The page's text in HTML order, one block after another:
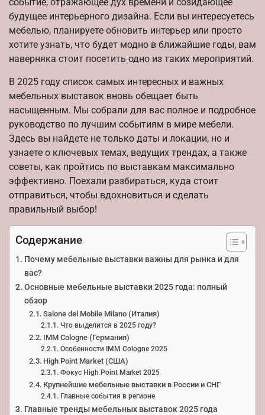
будущее интерьерного дизайна. Если вы интересуетесь
мебелью, планируете обновить интерьер или просто
хотите узнать, что будет модно в ближайшие годы, вам
наверняка стоит посетить одно из таких мероприятий.
В 2025 году список самых интересных и важных
мебельных выставок вновь обещает быть
насыщенным. Мы собрали для вас полное и подробное
руководство по лучшим событиям в мире мебели.
Здесь вы найдете не только даты и локации, но и
узнаете о ключевых темах, ведущих трендах, а также
советы, как пройтись по выставкам максимально
эффективно. Поехали разбираться, куда стоит
отправиться, чтобы вдохновиться и сделать
правильный выбор!
Содержание
Почему мебельные выставки важны для рынка и для
вас?
Основные мебельные выставки 2025 года: полный
обзор
Salone del Mobile Milano (Италия)
Что выделится в 2025 году?
IMM Cologne (Германия)
Особенности IMM Cologne 2025
High Point Market (США)
Фокус High Point Market 2025
Крупнейшие мебельные выставки в России и СНГ
Главные события в регионе
Главные тренды мебельных выставок 2025 года